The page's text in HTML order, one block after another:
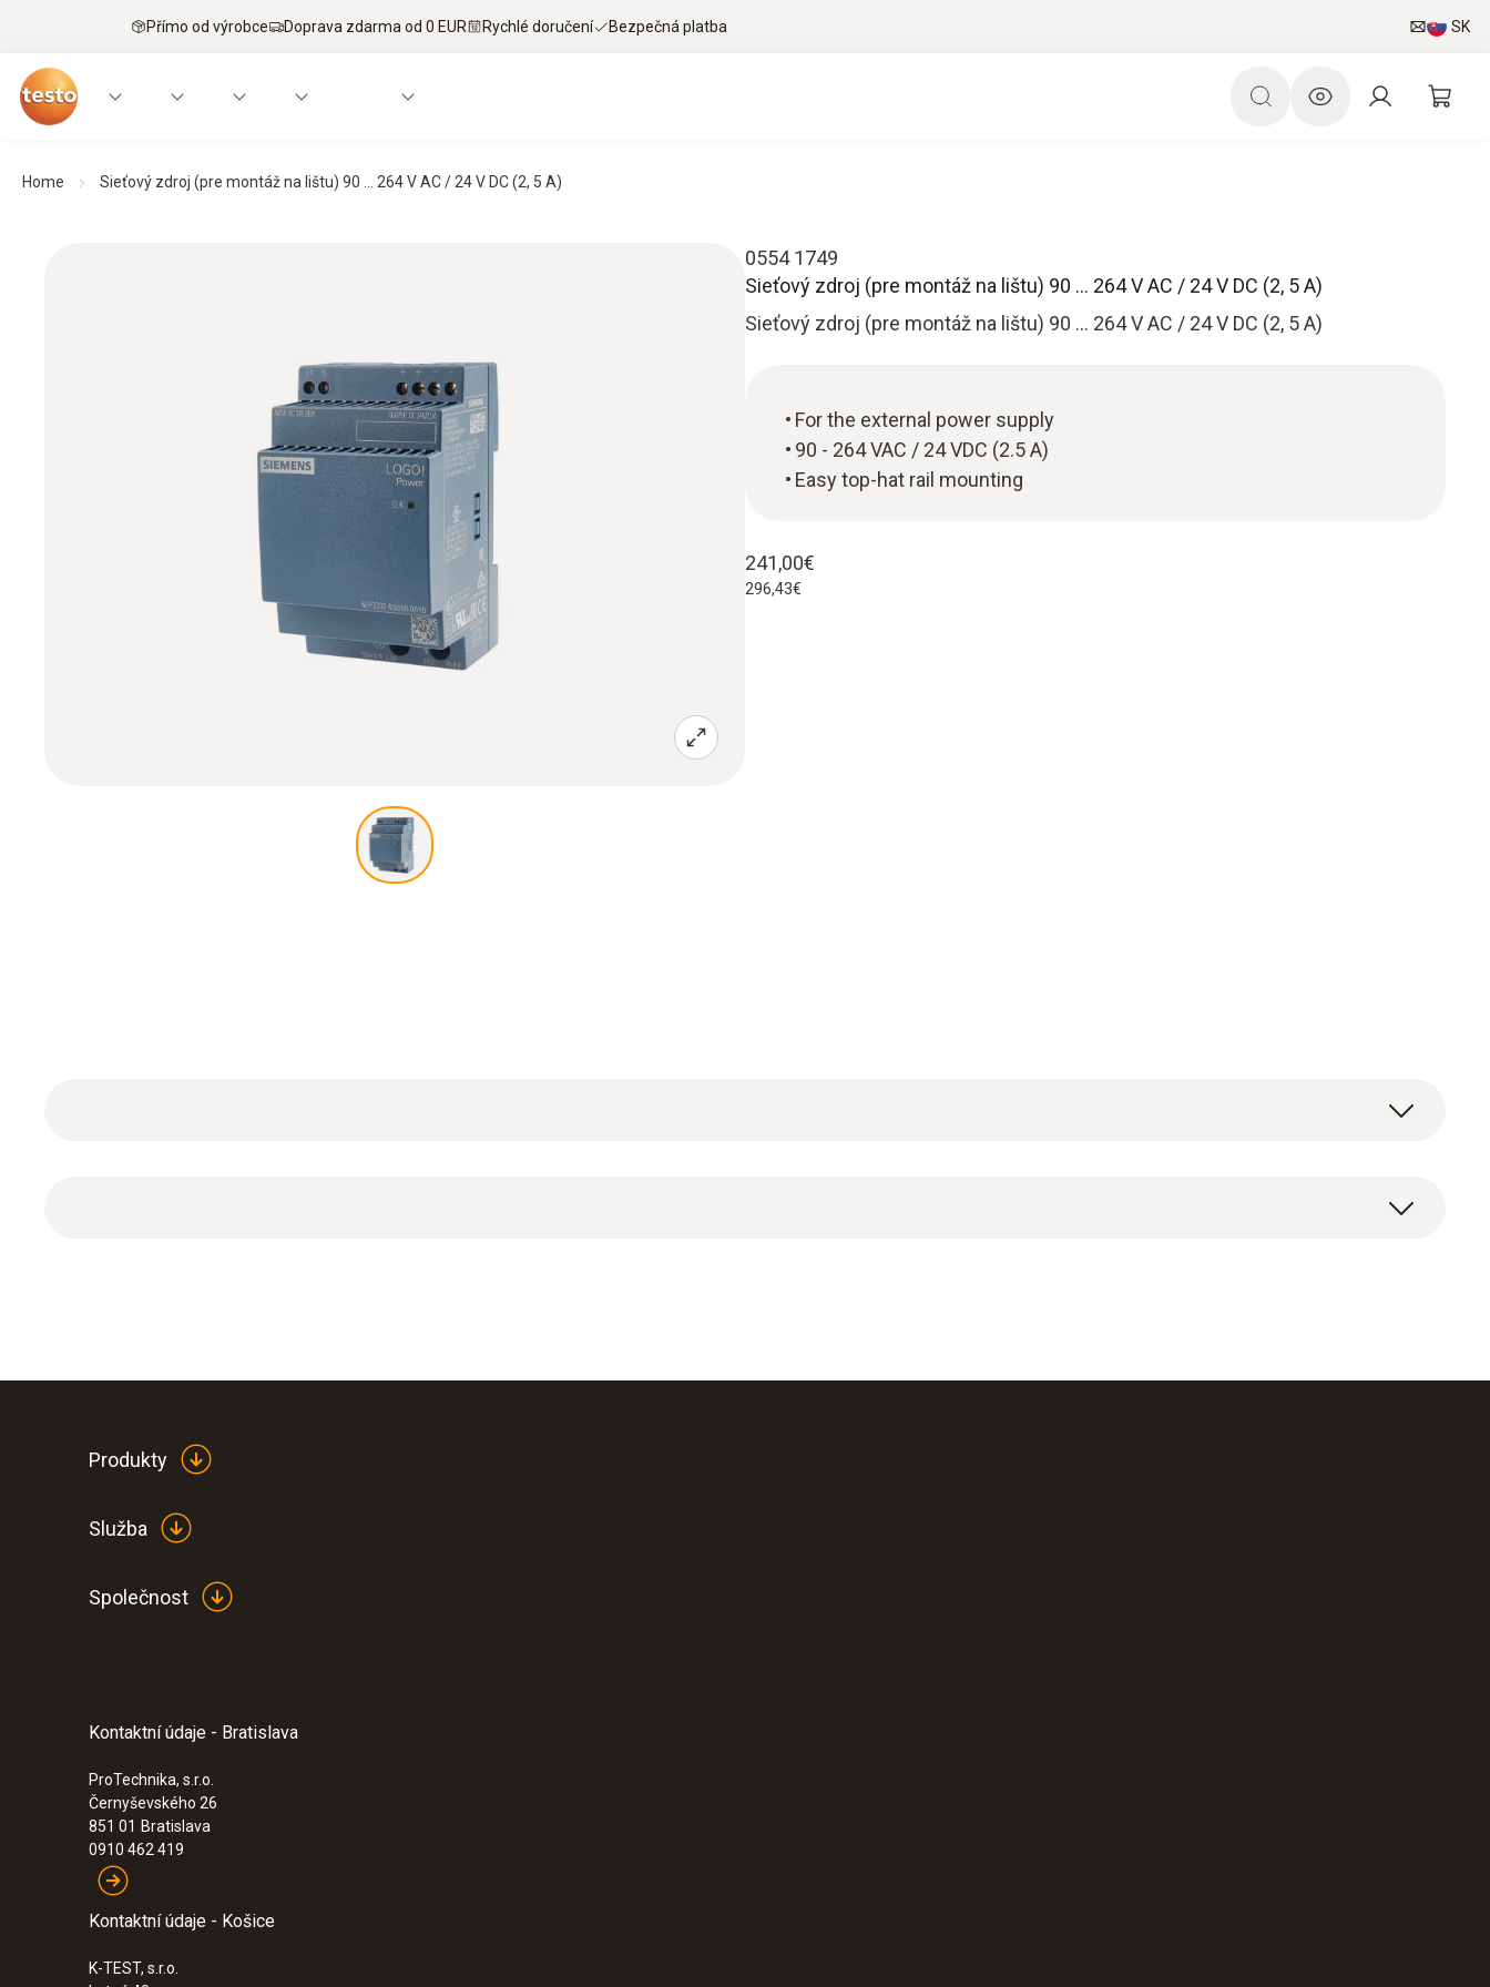
Přímo od výrobce Doprava zdarma od 0 EUR Rychlé doručení Bezpečná platba SK
Home Sieťový zdroj (pre montáž na lištu) 90 ... 264 V AC / 24 V DC (2, 5 A)
0554 1749
Sieťový zdroj (pre montáž na lištu) 90 ... 264 V AC / 24 V DC (2, 5 A)
Sieťový zdroj (pre montáž na lištu) 90 ... 264 V AC / 24 V DC (2, 5 A)
For the external power supply
90 - 264 VAC / 24 VDC (2.5 A)
Easy top-hat rail mounting
241,00€
296,43€
:0555 6383
cleanrooms
1 191,00€
1 464,93€
Produkty
Služba
Společnost
Kontaktní údaje - Bratislava
ProTechnika, s.r.o.
Černyševského 26
851 01 Bratislava
0910 462 419
Kontaktní údaje - Košice
K-TEST, s.r.o.